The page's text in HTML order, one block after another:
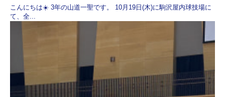
こんにちは☀️ 3年の山道一聖です。 10月19日(木)に駒沢屋内球技場に
て、全...